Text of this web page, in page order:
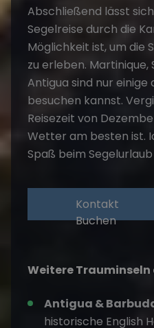
Abschließend lässt
Segelreise durch die
Möglichkeit ist, um die
zu erleben. Martinique,
Antigua sind nur einige
besuchen kannst.
Reisezeit von
Wetter am besten ist.
Spaß beim
Kontakt
Buchen
Weitere Trauminseln
Antigua &
historische English